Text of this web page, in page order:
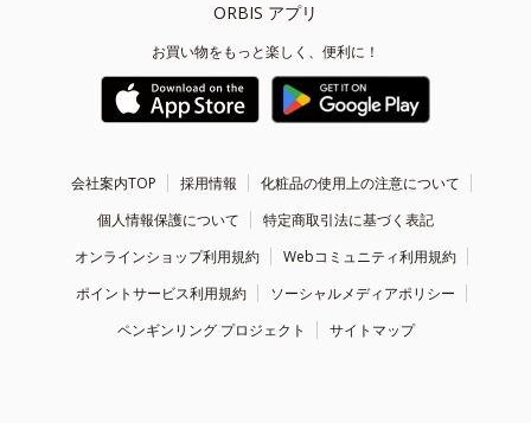
ORBIS アプリ
お買い物をもっと楽しく、便利に！
会社案内TOP 採用情報
化粧品の使用上の注意について
個人情報保護について
特定商取引法に基づく表記
オンラインショップ利用規約
Webコミュニティ利用規約
ポイントサービス利用規約
ソーシャルメディアポリシー
ペンギンリング プロジェクト
サイトマップ